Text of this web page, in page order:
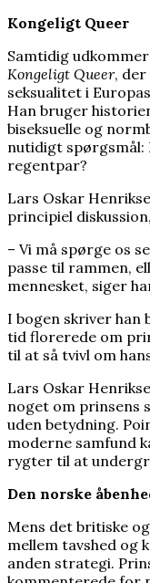
Kongeligt Queer
Samtidig
Kongeligt Queer,
seksualitet i
Han bruger
biseksuelle og
nutidigt spørgsmål:
regentpar?
Lars Oskar
principiel
– Vi må spørge os
passe til rammen,
mennesket, siger
I bogen skriver han
tid florerede om
til at så tvivl om
Lars Oskar
noget om prinsens
uden betydning.
moderne samfund
rygter til at
Den norske
Mens det britiske
mellem tavshed og
anden strategi.